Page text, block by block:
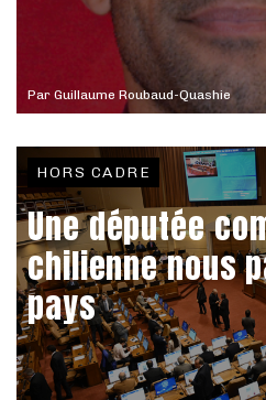
Par Guillaume Roubaud-Quashie
HORS CADRE
Une députée
chilienne nous
pays